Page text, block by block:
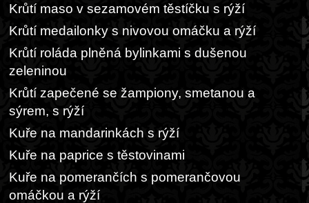
Krůtí maso v sezamovém těstíčku s rýží
Krůtí medailonky s nivovou omáčku a rýží
Krůtí roláda plněná bylinkami s dušenou
zeleninou
Krůtí zapečené se žampiony, smetanou a
sýrem, s rýží
Kuře na mandarinkách s rýží
Kuře na paprice s těstovinami
Kuře na pomerančích s pomerančovou
omáčkou a rýží